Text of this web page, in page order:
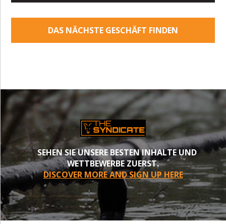
DAS NÄCHSTE GESCHÄFT FINDEN
SEHEN SIE UNSERE BESTEN INHALTE UND
WETTBEWERBE ZUERST.
DISCOVER MORE AND SIGN UP HERE